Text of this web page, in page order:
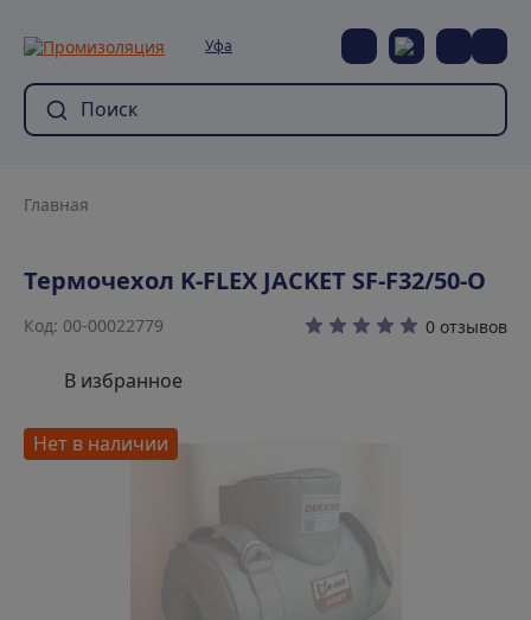
Уфа
Главная
Термочехол K-FLEX JACKET SF-F32/50-O
Код: 00-00022779 0 отзывов
В избранное
Нет в наличии